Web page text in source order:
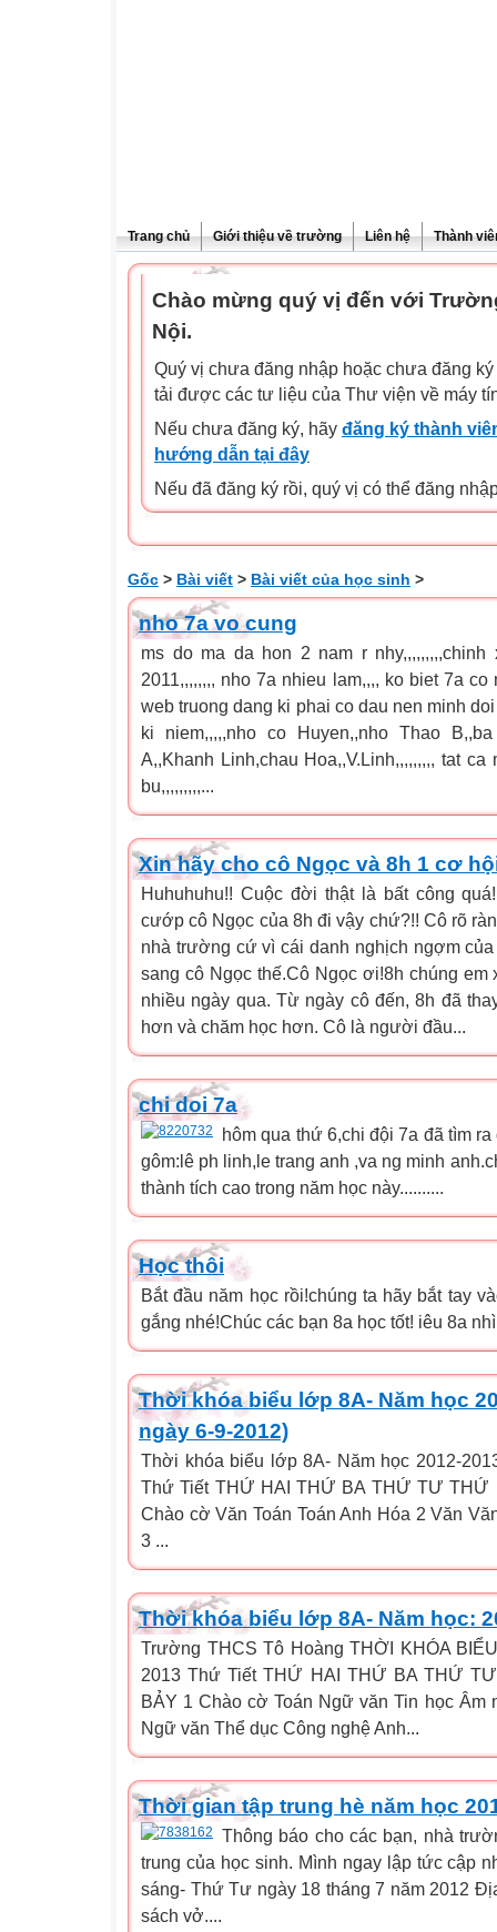
Trang chủ Giới thiệu về trường Liên hệ Thành
Chào mừng quý vị đến với
Nội.
Quý vị chưa đăng nhập hoặc chưa đăng
tải được các tư liệu của Thư viện về máy
Nếu chưa đăng ký, hãy đăng ký thành
hướng dẫn tại đây
Nếu đã đăng ký rồi, quý vị có thể đăng
Gốc > Bài viết > Bài viết của học sinh >
nho 7a vo cung
ms do ma da hon 2 nam r
2011,,,,,,,, nho 7a nhieu lam,,,, ko biet 7a
web truong dang ki phai co dau nen minh
ki niem,,,,,nho co Huyen,,nho Thao
A,,Khanh Linh,chau Hoa,,V.Linh,,,,,,,,, tat ca
bu,,,,,,,,,...
Xin hãy cho cô Ngọc và 8h 1 cơ
Huhuhuhu!! Cuộc đời thật là bất công
cướp cô Ngọc của 8h đi vậy chứ?!! Cô rõ
nhà trường cứ vì cái danh nghịch ngợm
sang cô Ngọc thế.Cô Ngọc ơi!8h chúng
nhiều ngày qua. Từ ngày cô đến, 8h đã
hơn và chăm học hơn. Cô là người đầu...
chi doi 7a
hôm qua thứ 6,chi đội 7a đã tìm
gôm:lê ph linh,le trang anh ,va ng minh
thành tích cao trong năm học này..........
Học thôi
Bắt đầu năm học rồi!chúng ta hãy bắt tay
gắng nhé!Chúc các bạn 8a học tốt! iêu 8a
Thời khóa biểu lớp 8A- Năm học
ngày 6-9-2012)
Thời khóa biểu lớp 8A- Năm học 2012-
Thứ Tiết THỨ HAI THỨ BA THỨ TƯ THỨ
Chào cờ Văn Toán Toán Anh Hóa 2 Văn
3 ...
Thời khóa biểu lớp 8A- Năm học:
Trường THCS Tô Hoàng THỜI KHÓA
2013 Thứ Tiết THỨ HAI THỨ BA THỨ
BẢY 1 Chào cờ Toán Ngữ văn Tin học Âm
Ngữ văn Thể dục Công nghệ Anh...
Thời gian tập trung hè năm học
Thông báo cho các bạn, nhà
trung của học sinh. Mình ngay lập tức cập
sáng- Thứ Tư ngày 18 tháng 7 năm 2012
sách vở....